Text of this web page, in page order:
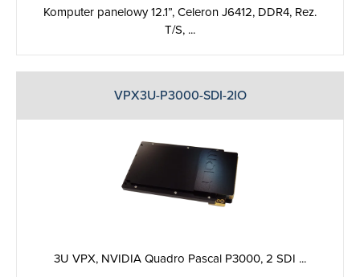
Komputer panelowy 12.1”, Celeron J6412, DDR4, Rez.
T/S, ...
VPX3U-P3000-SDI-2IO
3U VPX, NVIDIA Quadro Pascal P3000, 2 SDI ...